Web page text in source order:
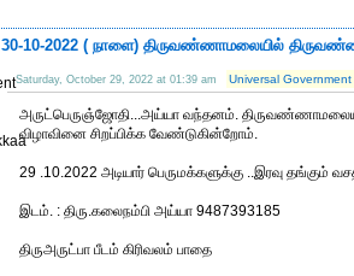
30-10-2022 ( நாளை) திருவண்ணாமலையில்
Saturday, October 29, 2022 at 01:39 am Universal
அருட்பெருஞ்ஜோதி...அய்யா வந்தனம்.
விழாவினை சிறப்பிக்க வேண்டுகின்றோம்.
29 .10.2022 அடியார் பெருமக்களுக்கு ..இரவு தங்கும்
இடம். : திரு.கலைநம்பி அய்யா 9487393185
திருஅருட்பா பீடம் கிரிவலம் பாதை